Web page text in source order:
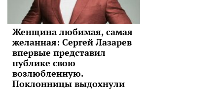
Женщина любимая, самая
желанная: Сергей Лазарев
впервые представил
публике свою
возлюбленную.
Поклонницы выдохнули